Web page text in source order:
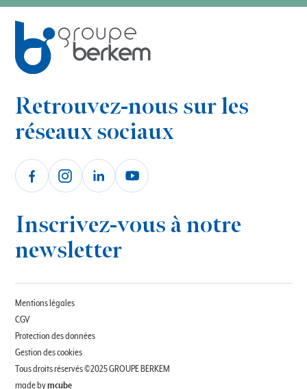
Retrouvez-nous sur les
réseaux sociaux
Inscrivez-vous à notre
newsletter
Mentions légales
CGV
Protection des données
Gestion des cookies
Tous droits réservés ©2025 GROUPE BERKEM
made bymcube